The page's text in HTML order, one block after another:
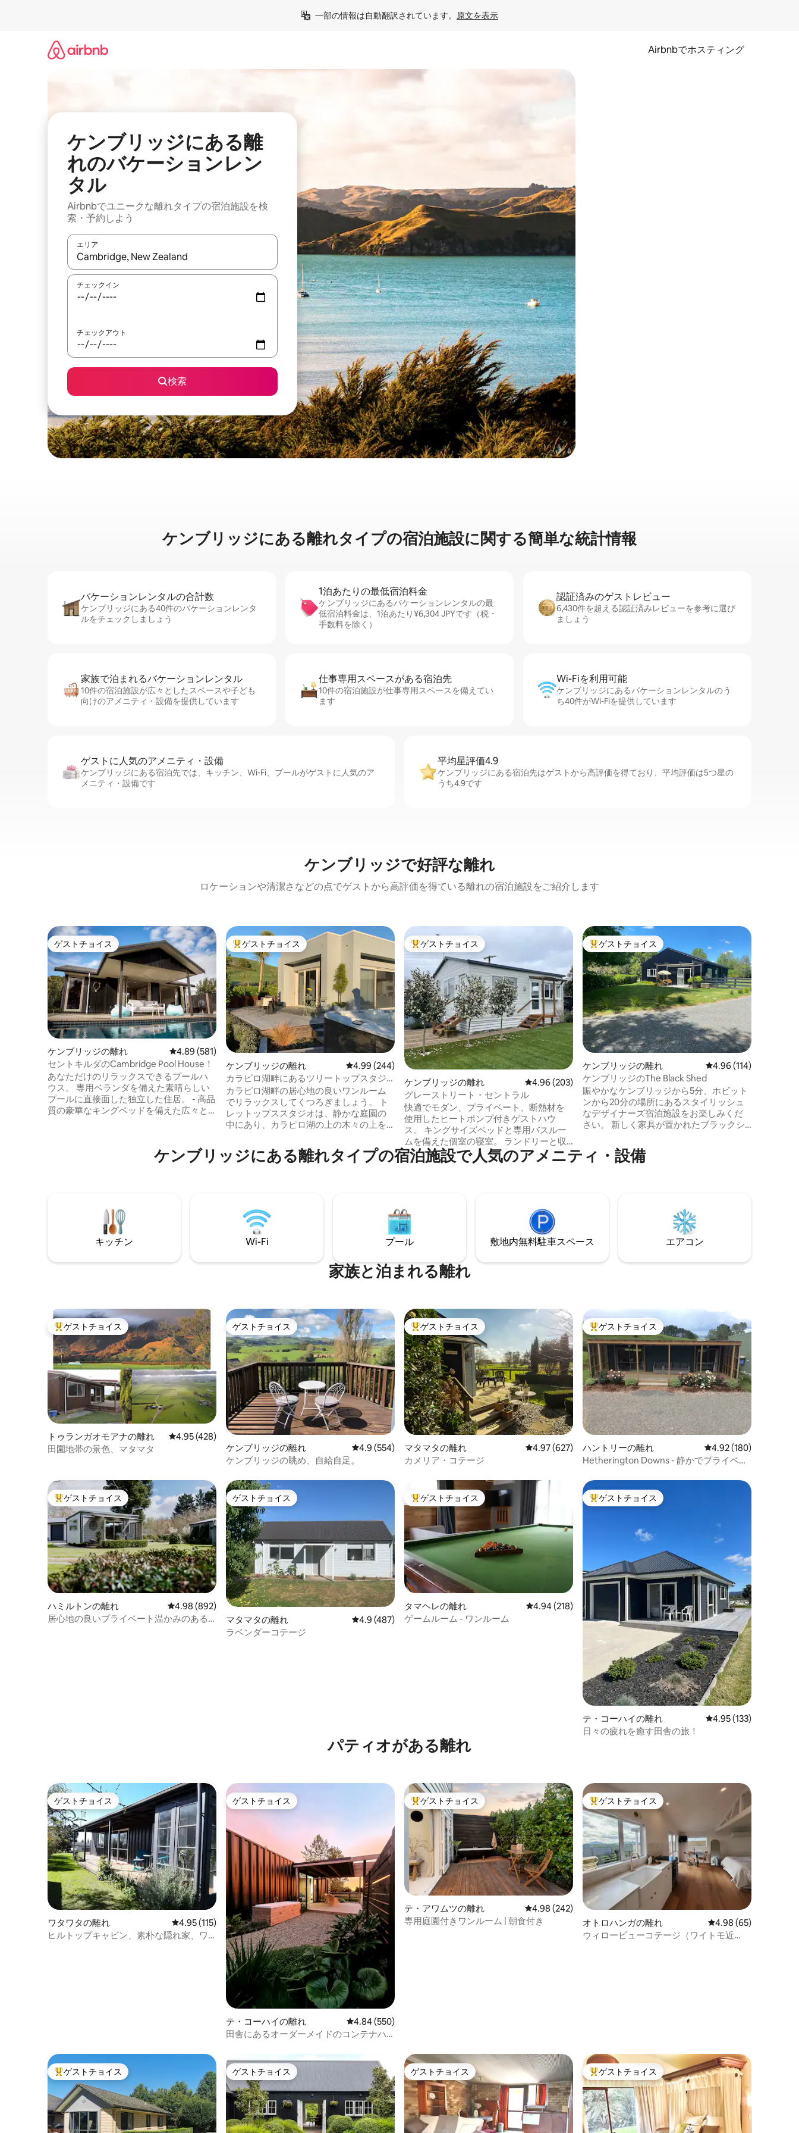
一部の情報は自動翻訳されています。 原文を表示
Airbnbでホスティング
ケンブリッジにある離
れのバケーションレン
タル
Airbnbでユニークな離れタイプの宿泊施設を検
索・予約しよう
エリア
検索結果が表示されたら、上下の矢印キーを使って移動するか、画面をタッチまたはスワイプして検索結果を確認することができます。
チェックイン
チェックアウト
検索
ケンブリッジに⁠あ⁠る離⁠れ⁠タ⁠イ⁠プ⁠の宿⁠泊⁠施⁠設⁠に関⁠す⁠る簡⁠単⁠な統⁠計⁠情⁠報
バケーションレ⁠ン⁠タ⁠ル⁠の合⁠計⁠数
ケンブリッジにある40件のバケーションレンタ
ルをチェックしましょう
1泊あたりの最⁠低⁠宿⁠泊⁠料⁠金
ケンブリッジにあるバケーションレンタルの最
低宿泊料金は、1泊あたり¥6,304 JPYです（税・
手数料を除く）
認証済みのゲ⁠ス⁠ト⁠レ⁠ビ⁠ュ⁠ー
6,430件を超える認証済みレビューを参考に選び
ましょう
家族で泊まれるバ⁠ケ⁠ー⁠シ⁠ョ⁠ンレ⁠ン⁠タ⁠ル
10件の宿泊施設が広々としたスペースや子ども
向けのアメニティ・設備を提供しています
仕事専用ス⁠ペ⁠ー⁠スがあ⁠る宿⁠泊⁠先
10件の宿泊施設が仕事専用スペースを備えてい
ます
Wi-Fiを利⁠用⁠可⁠能
ケンブリッジにあるバケーションレンタルのう
ち40件がWi-Fiを提供しています
ゲストに人⁠気⁠のア⁠メ⁠ニ⁠テ⁠ィ・設⁠備
ケンブリッジにある宿泊先では、キッチン、Wi-Fi、プールがゲストに人気のア
メニティ・設備です
平均星評価4.9
ケンブリッジにある宿泊先はゲストから高評価を得ており、平均評価は5つ星の
うち4.9です
ケンブリッジで好評な離れ
ロケーションや清潔さなどの点でゲストから高評価を得ている離れの宿泊施設をご紹介します
ゲストチョイス
ゲストチョイス
ケンブリッジの離れ レビュー581件、5つ星中4.89つ星の平均評価
4.89 (581)
セントキルダのCambridge Pool House！
あなただけのリラックスできるプールハ
ウス。 専用ベランダを備えた素晴らしい
プールに直接面した独立した住居。 - 高品
質の豪華なキングベッドを備えた広々と
電子レンジ、エアフライヤー - バー冷蔵庫
大好評のゲストチョイスです。
ゲストチョイス
ケンブリッジの離れ レビュー244件、5つ星中4.99つ星の平均評価
4.99 (244)
カラピロ湖畔にあるツリートップスタジ
オ
カラピロ湖畔の居心地の良いワンルーム
でリラックスしてくつろぎましょう。 ト
レットップススタジオは、静かな庭園の
中にあり、カラピロ湖の上の木々の上を
終わり（500 m）にはカラピロドメインが
あります。Podiumカフェまで歩いてすぐ
アクセスするのに最高のロケーションで
す。ケンブリッジまで10分、ホビットン
まで30分、ロトルアまで1時間、ワイトモ
洞窟まで1時間です。
大好評のゲストチョイスです。
ゲストチョイス
ケンブリッジの離れ レビュー203件、5つ星中4.96つ星の平均評価
4.96 (203)
グレーストリート・セントラル
快適でモダン、プライベート、断熱材を
使用したヒートポンプ付きゲストハウ
ス。 キングサイズベッドと専用バスルー
ムを備えた個室の寝室。 ランドリーと収
納部屋が付いています。 高速ファイバー
インターネット接続、ワークデスク、オ
ロ湖、ピロンギア山、マウンガタウタリ
野生生物保護区の近く。 ゲストハウスの
近くにサイクリングトラック/公園があり
ます。 高速道路と州道へのアクセスが簡
大好評のゲストチョイスです。
ゲストチョイス
ケンブリッジの離れ レビュー114件、5つ
4.96 (114)
ケンブリッジのThe Black Shed
賑やかなケンブリッジから5分、ホビット
ンから20分の場所にあるスタイリッシュ
なデザイナーズ宿泊施設をお楽しみくだ
さい。 新しく家具が置かれたブラックシ
まな機会に宿泊施設を提供しています。
この機会に美しいケンブリッジ、土曜
ペース、追加のテント1、2台分のスペース
ケンブリッジにある離れタイプの宿泊施設で人気のアメニティ・設備
キッチン Wi-Fi プール 敷地内無料駐⁠車ス⁠ペ⁠ー⁠ス エアコン
家族と泊まれる離れ
大好評のゲストチョイスです。
ゲストチョイス
トゥランガオモアナの離れ レビュー428件、5つ星中4.95つ星の平均評価
4.95 (428)
田園地帯の景色、マタマタ
ゲストチョイス
ゲストチョイス
ケンブリッジの離れ レビュー554件、5つ星中4.9つ星の平均評価
4.9 (554)
ケンブリッジの眺め、自給自足。
大好評のゲストチョイスです。
ゲストチョイス
マタマタの離れ レビュー627件、5つ星中4.97つ星の平均評価
4.97 (627)
カメリア・コテージ
大好評のゲストチョイスです。
ゲストチョイス
ハントリーの離れ レビュー180件、5つ
4.92 (180)
Hetherington Downs - 静かでプライベー
大好評のゲストチョイスです。
ゲストチョイス
ハミルトンの離れ レビュー892件、5つ星中4.98つ星の平均評価
4.98 (892)
居心地の良いプライベート温かみのある
ゲストチョイス
ゲストチョイス
マタマタの離れ レビュー487件、5つ星中4.9つ星の平均評価
4.9 (487)
ラベンダーコテージ
大好評のゲストチョイスです。
ゲストチョイス
タマヘレの離れ レビュー218件、5つ星中4.94つ星の平均評価
4.94 (218)
ゲームルーム - ワンルーム
大好評のゲストチョイスです。
ゲストチョイス
テ・コーハイの離れ レビュー133件、5つ
4.95 (133)
日々の疲れを癒す田舎の旅！
パティオがある離れ
ゲストチョイス
ゲストチョイス
ワタワタの離れ レビュー115件、5つ星中4.95つ星の平均評価
4.95 (115)
ヒルトップキャビン、素朴な隠れ家、ワ
ゲストチョイス
ゲストチョイス
テ・コーハイの離れ レビュー550件、5つ星中4.84つ星の平均評価
4.84 (550)
田舎にあるオーダーメイドのコンテナハ
大好評のゲストチョイスです。
ゲストチョイス
テ・アワムツの離れ レビュー242件、5つ星中4.98つ星の平均評価
4.98 (242)
専用庭園付きワンルーム | 朝食付き
大好評のゲストチョイスです。
ゲストチョイス
オトロハンガの離れ レビュー65件、5つ星
4.98 (65)
ウィロービューコテージ（ワイトモ近
大好評のゲストチョイスです。
ゲストチョイス ゲストチョイス
ゲストチョイス ゲストチョイス
ゲストチョイス 大好評のゲストチョイスです。
ゲストチョイス